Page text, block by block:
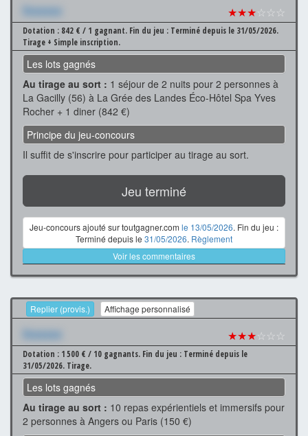
Xxxxxxx ★★★☆☆☆
Dotation : 842 € / 1 gagnant. Fin du jeu : Terminé depuis le 31/05/2026.
Tirage + Simple inscription.
Les lots gagnés
Au tirage au sort : 1 séjour de 2 nuits pour 2 personnes à
La Gacilly (56) à La Grée des Landes Éco-Hôtel Spa Yves
Rocher + 1 diner (842 €)
Principe du jeu-concours
Il suffit de s'inscrire pour participer au tirage au sort.
Jeu terminé
Jeu-concours ajouté sur toutgagner.com le 13/05/2026. Fin du jeu :
Terminé depuis le 31/05/2026. Règlement
Voir les commentaires
Replier (provis.) Affichage personnalisé
Xxxxxxx ★★★☆☆☆
Dotation : 1 500 € / 10 gagnants. Fin du jeu : Terminé depuis le
31/05/2026. Tirage.
Les lots gagnés
Au tirage au sort : 10 repas expérientiels et immersifs pour
2 personnes à Angers ou Paris (150 €)